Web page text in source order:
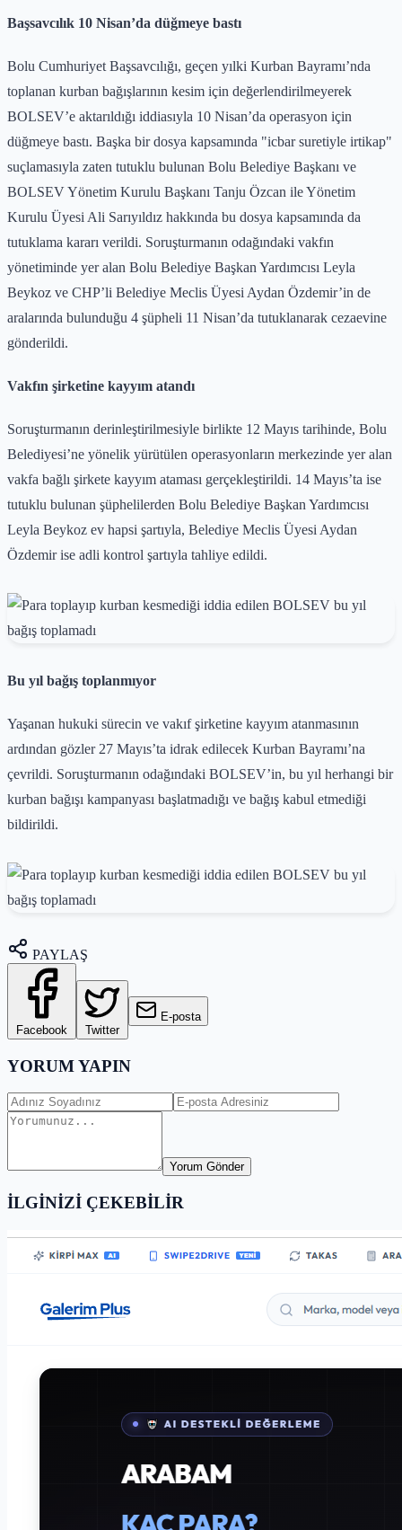
Başsavcılık 10 Nisan’da düğmeye bastı
Bolu Cumhuriyet Başsavcılığı, geçen yılki Kurban Bayramı’nda
toplanan kurban bağışlarının kesim için değerlendirilmeyerek
BOLSEV’e aktarıldığı iddiasıyla 10 Nisan’da operasyon için
düğmeye bastı. Başka bir dosya kapsamında "icbar suretiyle irtikap"
suçlamasıyla zaten tutuklu bulunan Bolu Belediye Başkanı ve
BOLSEV Yönetim Kurulu Başkanı Tanju Özcan ile Yönetim
Kurulu Üyesi Ali Sarıyıldız hakkında bu dosya kapsamında da
tutuklama kararı verildi. Soruşturmanın odağındaki vakfın
yönetiminde yer alan Bolu Belediye Başkan Yardımcısı Leyla
Beykoz ve CHP’li Belediye Meclis Üyesi Aydan Özdemir’in de
aralarında bulunduğu 4 şüpheli 11 Nisan’da tutuklanarak cezaevine
gönderildi.
Vakfın şirketine kayyım atandı
Soruşturmanın derinleştirilmesiyle birlikte 12 Mayıs tarihinde, Bolu
Belediyesi’ne yönelik yürütülen operasyonların merkezinde yer alan
vakfa bağlı şirkete kayyım ataması gerçekleştirildi. 14 Mayıs’ta ise
tutuklu bulunan şüphelilerden Bolu Belediye Başkan Yardımcısı
Leyla Beykoz ev hapsi şartıyla, Belediye Meclis Üyesi Aydan
Özdemir ise adli kontrol şartıyla tahliye edildi.
Bu yıl bağış toplanmıyor
Yaşanan hukuki sürecin ve vakıf şirketine kayyım atanmasının
ardından gözler 27 Mayıs’ta idrak edilecek Kurban Bayramı’na
çevrildi. Soruşturmanın odağındaki BOLSEV’in, bu yıl herhangi bir
kurban bağışı kampanyası başlatmadığı ve bağış kabul etmediği
bildirildi.
PAYLAŞ
Facebook Twitter
E-posta
YORUM YAPIN
Yorum Gönder
İLGİNİZİ ÇEKEBİLİR